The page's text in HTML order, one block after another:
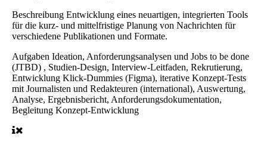
Beschreibung Entwicklung eines neuartigen, integrierten Tools
für die kurz- und mittelfristige Planung von Nachrichten für
verschiedene Publikationen und Formate.
Aufgaben Ideation, Anforderungsanalysen und Jobs to be done
(JTBD) , Studien-Design, Interview-Leitfaden, Rekrutierung,
Entwicklung Klick-Dummies (Figma), iterative Konzept-Tests
mit Journalisten und Redakteuren (international), Auswertung,
Analyse, Ergebnisbericht, Anforderungsdokumentation,
Begleitung Konzept-Entwicklung